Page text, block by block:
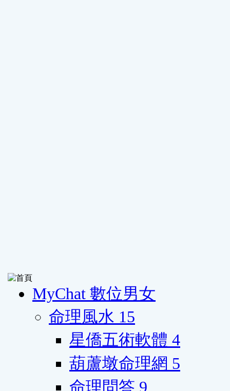
MyChat 數位男女
命理風水 15
星僑五術軟體 4
葫蘆墩命理網 5
命理問答 9